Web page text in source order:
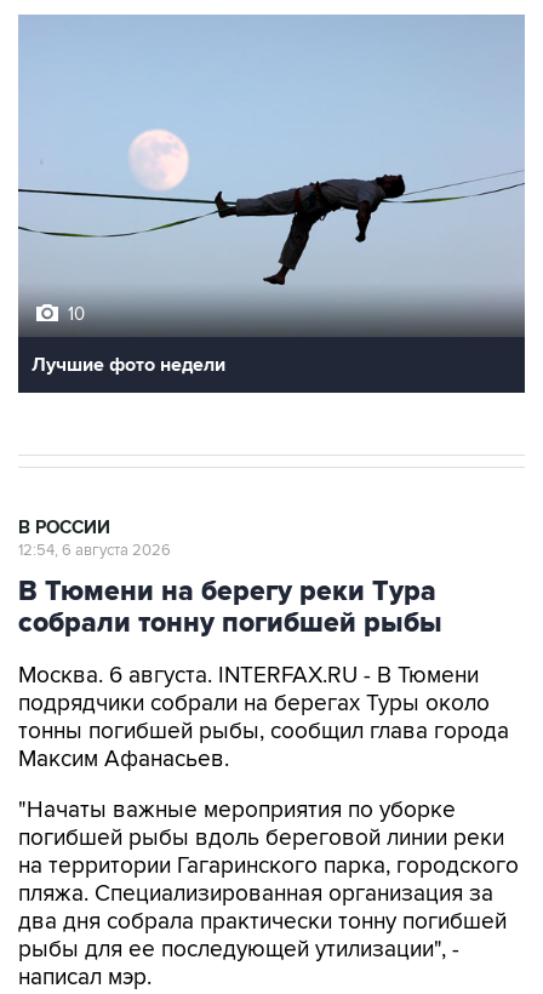
10
Лучшие фото недели
В РОССИИ
12:54, 6 августа 2026
В Тюмени на берегу реки Тура
собрали тонну погибшей рыбы
Москва. 6 августа. INTERFAX.RU - В Тюмени
подрядчики собрали на берегах Туры около
тонны погибшей рыбы, сообщил глава города
Максим Афанасьев.
"Начаты важные мероприятия по уборке
погибшей рыбы вдоль береговой линии реки
на территории Гагаринского парка, городского
пляжа. Специализированная организация за
два дня собрала практически тонну погибшей
рыбы для ее последующей утилизации", -
написал мэр.